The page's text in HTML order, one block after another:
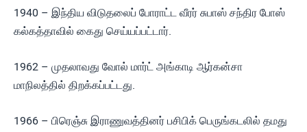
1940 – இந்திய விடுதலைப் போராட்ட வீரர் சுபாஸ் சந்திர போஸ்
கல்கத்தாவில் கைது செய்யப்பட்டார்.
1962 – முதலாவது வோல் மார்ட் அங்காடி ஆர்கன்சா
மாநிலத்தில் திறக்கப்பட்டது.
1966 – பிரெஞ்சு இராணுவத்தினர் பசிபிக் பெருங்கடலில் தமது